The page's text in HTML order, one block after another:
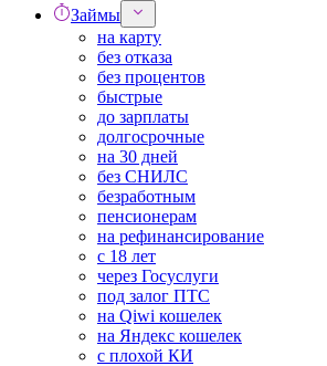
Займы
на карту
без отказа
без процентов
быстрые
до зарплаты
долгосрочные
на 30 дней
без СНИЛС
безработным
пенсионерам
на рефинансирование
с 18 лет
через Госуслуги
под залог ПТС
на Qiwi кошелек
на Яндекс кошелек
с плохой КИ